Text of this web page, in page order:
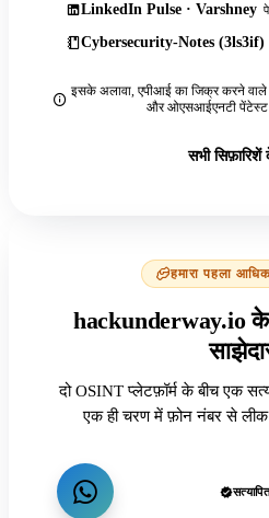
LinkedIn Pulse · Varshney
Cybersecurity-Notes (3ls3if)
इसके अलावा, एपीआई का जिक्र करने वाले
और ओएसआईएनटी पेंटेस्ट
सभी
हमारा पहला
hackunderway.io
दो OSINT प्लेटफ़ॉर्म के बीच एक
एक ही चरण में फ़ोन नंबर से